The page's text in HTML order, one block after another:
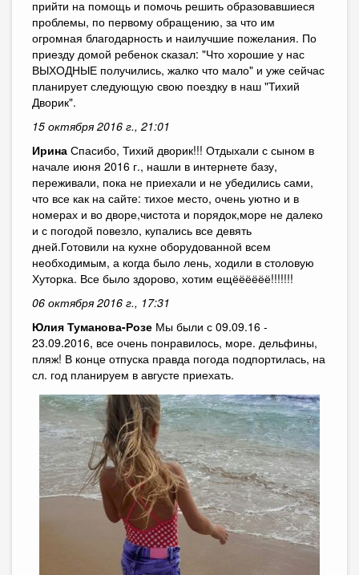
прийти на помощь и помочь решить образовавшиеся
проблемы, по первому обращению, за что им
огромная благодарность и наилучшие пожелания. По
приезду домой ребенок сказал: "Что хорошие у нас
ВЫХОДНЫЕ получились, жалко что мало" и уже сейчас
планирует следующую свою поездку в наш "Тихий
Дворик".
15 октября 2016 г., 21:01
Ирина Спасибо, Тихий дворик!!! Отдыхали с сыном в
начале июня 2016 г., нашли в интернете базу,
переживали, пока не приехали и не убедились сами,
что все как на сайте: тихое место, очень уютно и в
номерах и во дворе,чистота и порядок,море не далеко
и с погодой повезло, купались все девять
дней.Готовили на кухне оборудованной всем
необходимым, а когда было лень, ходили в столовую
Хуторка. Все было здорово, хотим ещёёёёёё!!!!!!!
06 октября 2016 г., 17:31
Юлия Туманова-Розе Мы были с 09.09.16 -
23.09.2016, все очень понравилось, море. дельфины,
пляж! В конце отпуска правда погода подпортилась, на
сл. год планируем в августе приехать.